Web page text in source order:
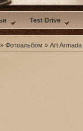
Test Drive
» Фотоальбом » Art Armada